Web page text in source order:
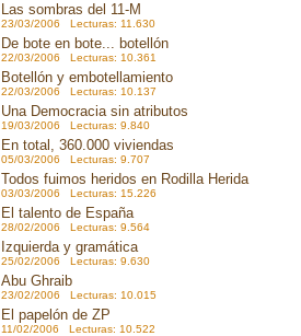
Las sombras del 11-M
23/03/2006 Lecturas: 11.630
De bote en bote... botellón
22/03/2006 Lecturas: 10.361
Botellón y embotellamiento
22/03/2006 Lecturas: 10.137
Una Democracia sin atributos
19/03/2006 Lecturas: 9.840
En total, 360.000 viviendas
05/03/2006 Lecturas: 9.707
Todos fuimos heridos en Rodilla Herida
03/03/2006 Lecturas: 15.226
El talento de España
28/02/2006 Lecturas: 9.564
Izquierda y gramática
25/02/2006 Lecturas: 9.630
Abu Ghraib
23/02/2006 Lecturas: 10.015
El papelón de ZP
11/02/2006 Lecturas: 10.522